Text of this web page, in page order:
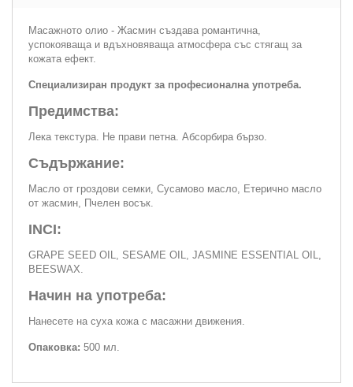
Масажното олио - Жасмин създава романтична,
успокояваща и вдъхновяваща атмосфера със стягащ за
кожата ефект.
Специализиран продукт за професионална употреба.
Предимства:
Лека текстура. Не прави петна. Абсорбира бързо.
Съдържание:
Масло от гроздови семки, Сусамово масло, Етерично масло
от жасмин, Пчелен восък.
INCI:
GRAPE SEED OIL, SESAME OIL, JASMINE ESSENTIAL OIL,
BEESWAX.
Начин на употреба:
Нанесете на суха кожа с масажни движения.
Опаковка: 500 мл.